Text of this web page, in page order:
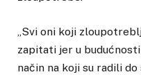
„Svi oni koji
zapitati jer u
način na koji su radili do